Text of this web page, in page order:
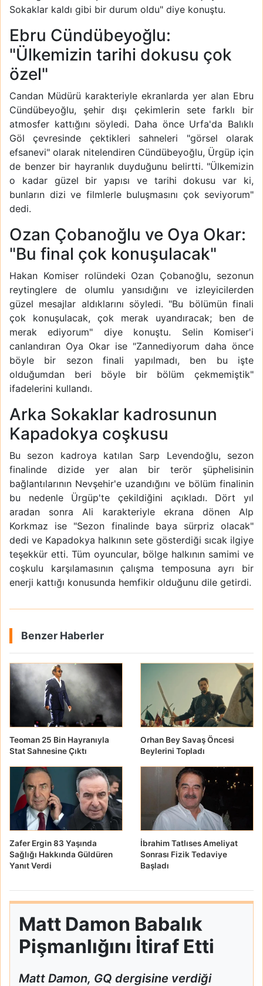
Sokaklar kaldı gibi bir durum oldu" diye konuştu.
Ebru Cündübeyoğlu:
"Ülkemizin tarihi dokusu çok
özel"
Candan Müdürü karakteriyle ekranlarda yer alan Ebru
Cündübeyoğlu, şehir dışı çekimlerin sete farklı bir
atmosfer kattığını söyledi. Daha önce Urfa'da Balıklı
Göl çevresinde çektikleri sahneleri "görsel olarak
efsanevi" olarak nitelendiren Cündübeyoğlu, Ürgüp için
de benzer bir hayranlık duyduğunu belirtti. "Ülkemizin
o kadar güzel bir yapısı ve tarihi dokusu var ki,
bunların dizi ve filmlerle buluşmasını çok seviyorum"
dedi.
Ozan Çobanoğlu ve Oya Okar:
"Bu final çok konuşulacak"
Hakan Komiser rolündeki Ozan Çobanoğlu, sezonun
reytinglere de olumlu yansıdığını ve izleyicilerden
güzel mesajlar aldıklarını söyledi. "Bu bölümün finali
çok konuşulacak, çok merak uyandıracak; ben de
merak ediyorum" diye konuştu. Selin Komiser'i
canlandıran Oya Okar ise "Zannediyorum daha önce
böyle bir sezon finali yapılmadı, ben bu işte
olduğumdan beri böyle bir bölüm çekmemiştik"
ifadelerini kullandı.
Arka Sokaklar kadrosunun
Kapadokya coşkusu
Bu sezon kadroya katılan Sarp Levendoğlu, sezon
finalinde dizide yer alan bir terör şüphelisinin
bağlantılarının Nevşehir'e uzandığını ve bölüm finalinin
bu nedenle Ürgüp'te çekildiğini açıkladı. Dört yıl
aradan sonra Ali karakteriyle ekrana dönen Alp
Korkmaz ise "Sezon finalinde baya sürpriz olacak"
dedi ve Kapadokya halkının sete gösterdiği sıcak ilgiye
teşekkür etti. Tüm oyuncular, bölge halkının samimi ve
coşkulu karşılamasının çalışma temposuna ayrı bir
enerji kattığı konusunda hemfikir olduğunu dile getirdi.
Benzer Haberler
Teoman 25 Bin Hayranıyla
Stat Sahnesine Çıktı
Orhan Bey Savaş Öncesi
Beylerini Topladı
Zafer Ergin 83 Yaşında
Sağlığı Hakkında Güldüren
Yanıt Verdi
İbrahim Tatlıses Ameliyat
Sonrası Fizik Tedaviye
Başladı
Matt Damon Babalık
Pişmanlığını İtiraf Etti
Matt Damon, GQ dergisine verdiği